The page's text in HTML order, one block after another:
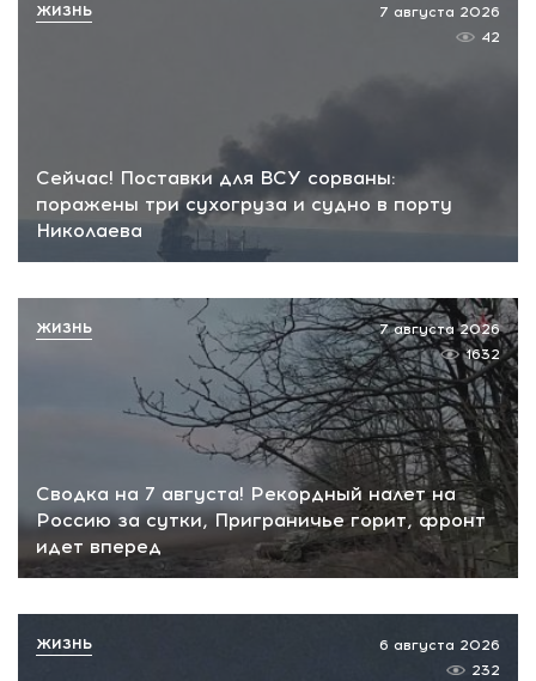
Сейчас! Поставки для ВСУ сорваны:
поражены три сухогруза и судно в порту
Николаева
7 августа 2026
42
ЖИЗНЬ
Сводка на 7 августа! Рекордный налет на
Россию за сутки, Приграничье горит, фронт
идет вперед
7 августа 2026
1632
ЖИЗНЬ
6 августа 2026
232
ЖИЗНЬ